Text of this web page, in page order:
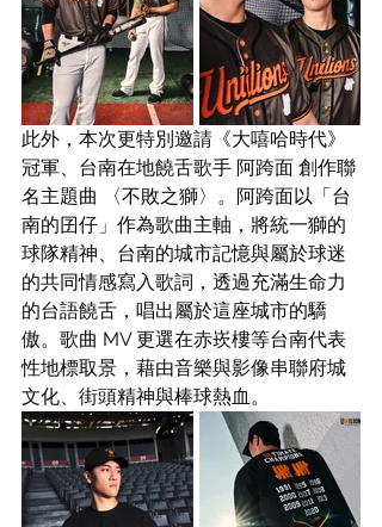
此外，本次更特別邀請《大嘻哈時代》
冠軍、台南在地饒舌歌手 阿跨面 創作聯
名主題曲 〈不敗之獅〉。阿跨面以「台
南的囝仔」作為歌曲主軸，將統一獅的
球隊精神、台南的城市記憶與屬於球迷
的共同情感寫入歌詞，透過充滿生命力
的台語饒舌，唱出屬於這座城市的驕
傲。歌曲 MV 更選在赤崁樓等台南代表
性地標取景，藉由音樂與影像串聯府城
文化、街頭精神與棒球熱血。